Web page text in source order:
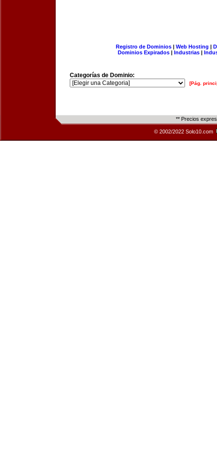
Registro de Dominios| Web Hosting |
Dominios Expirados | Industrias |
Categorías de Dominio:
[Pág.
** Precios
© 2002/2022 Solo10.com